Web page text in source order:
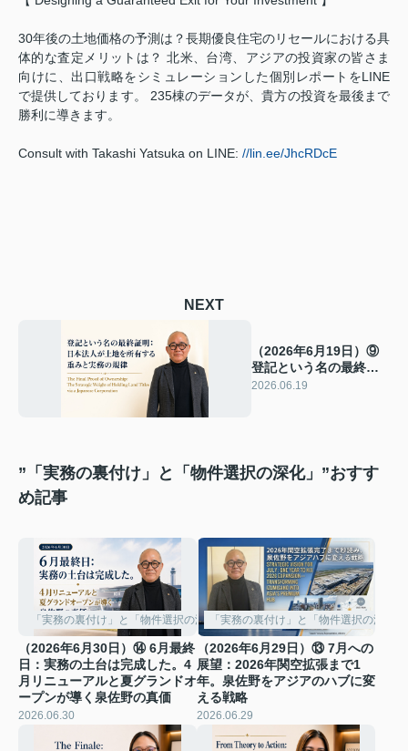
30年後の土地価格の予測は？長期優良住宅のリセールにおける具
体的な査定メリットは？ 北米、台湾、アジアの投資家の皆さま
向けに、出口戦略をシミュレーションした個別レポートをLINE
で提供しております。 235棟のデータが、貴方の投資を最後まで
勝利に導きます。
Consult with Takashi Yatsuka on LINE: //lin.ee/JhcRDcE
NEXT
（2026年6月19日）⑨
登記という名の最終証
明：日本法人が土地を
2026.06.19
”「実務の裏付け」と「物件選択の深化」”おすす
め記事
「実務の裏付け」と「物件選択の深化」
（2026年6月30日）⑭ 6月最終
日：実務の土台は完成した。4
月リニューアルと夏グランドオ
ープンが導く泉佐野の真価
2026.06.30
「実務の裏付け」と「物件選択の深化」
（2026年6月29日）⑬ 7月への
展望：2026年関空拡張まで1
年。泉佐野をアジアのハブに変
える戦略
2026.06.29